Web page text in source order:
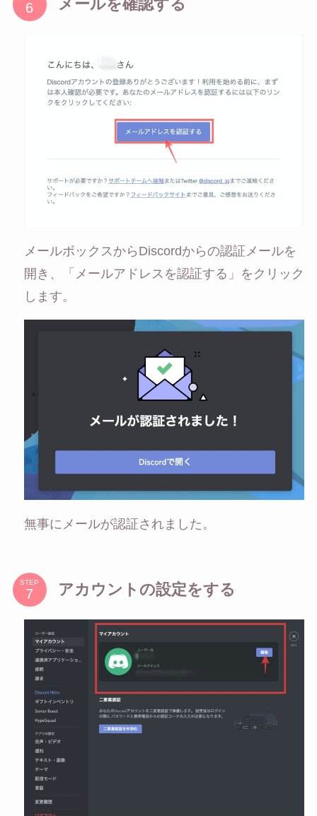
メールを確認する
メールボックスからDiscordからの認証メールを
開き、「メールアドレスを認証する」をクリック
します。
無事にメールが認証されました。
STEP アカウントの設定をする